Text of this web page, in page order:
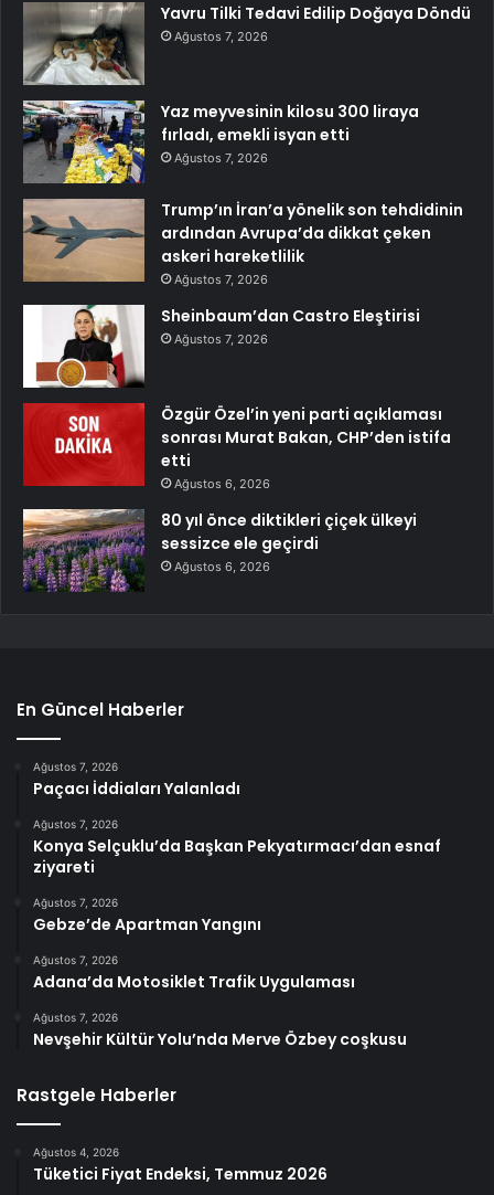
Yavru Tilki Tedavi Edilip Doğaya Döndü
Ağustos 7, 2026
Yaz meyvesinin kilosu 300 liraya
fırladı, emekli isyan etti
Ağustos 7, 2026
Trump’ın İran’a yönelik son tehdidinin
ardından Avrupa’da dikkat çeken
askeri hareketlilik
Ağustos 7, 2026
Sheinbaum’dan Castro Eleştirisi
Ağustos 7, 2026
Özgür Özel’in yeni parti açıklaması
sonrası Murat Bakan, CHP’den istifa
etti
Ağustos 6, 2026
80 yıl önce diktikleri çiçek ülkeyi
sessizce ele geçirdi
Ağustos 6, 2026
En Güncel Haberler
Ağustos 7, 2026
Paçacı İddiaları Yalanladı
Ağustos 7, 2026
Konya Selçuklu’da Başkan Pekyatırmacı’dan esnaf
ziyareti
Ağustos 7, 2026
Gebze’de Apartman Yangını
Ağustos 7, 2026
Adana’da Motosiklet Trafik Uygulaması
Ağustos 7, 2026
Nevşehir Kültür Yolu’nda Merve Özbey coşkusu
Rastgele Haberler
Ağustos 4, 2026
Tüketici Fiyat Endeksi, Temmuz 2026